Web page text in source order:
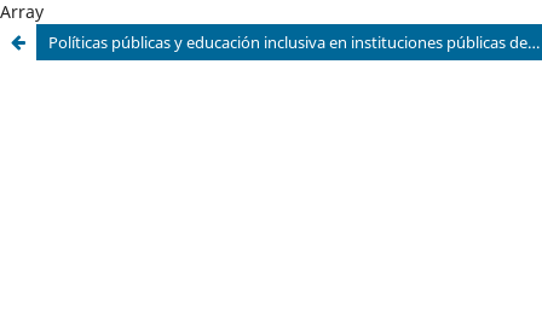
Array
Políticas públicas y educación inclusiva en instituciones públicas de Lima Metropolitana: una revisión sistemática